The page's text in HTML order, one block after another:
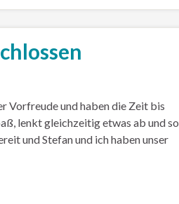
Vorfreude und haben die Zeit bis
lenkt gleichzeitig etwas ab und so
und Stefan und ich haben unser